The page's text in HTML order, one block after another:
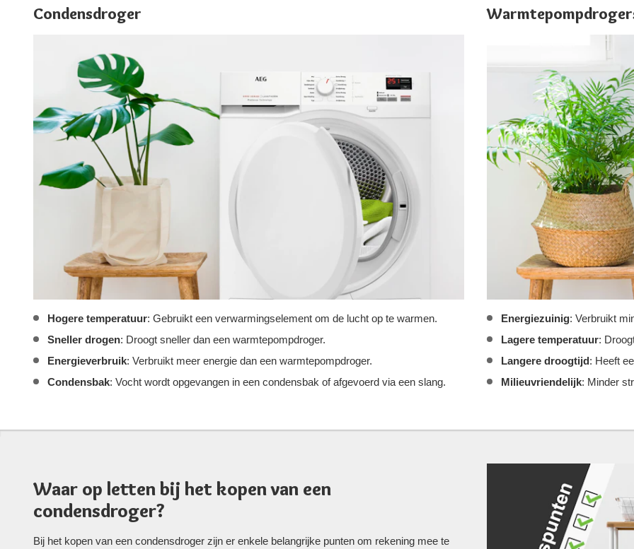
Condensdroger
Hogere temperatuur: Gebruikt een verwarmingselement om de lucht op te warmen.
Sneller drogen: Droogt sneller dan een warmtepompdroger.
Energieverbruik: Verbruikt meer energie dan een warmtepompdroger.
Condensbak: Vocht wordt opgevangen in een condensbak of afgevoerd via een slang.
Energiezuinig: Verbruikt
Lagere temperatuur:
Langere droogtijd: Heeft
Milieuvriendelijk: Minder
Waar op letten bij het kopen van een
condensdroger?
Bij het kopen van een condensdroger zijn er enkele belangrijke punten om rekening mee te